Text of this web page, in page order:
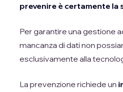
prevenire è certamente la
Per garantire una gestione
mancanza di dati non
esclusivamente alla
La prevenzione richiede un